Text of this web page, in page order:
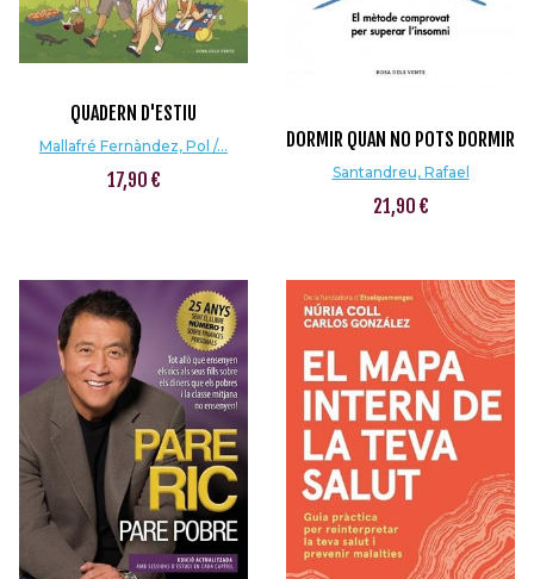
QUADERN D'ESTIU
Mallafré Fernàndez, Pol /...
17,90 €
DORMIR QUAN NO POTS DORMIR
Santandreu, Rafael
21,90 €